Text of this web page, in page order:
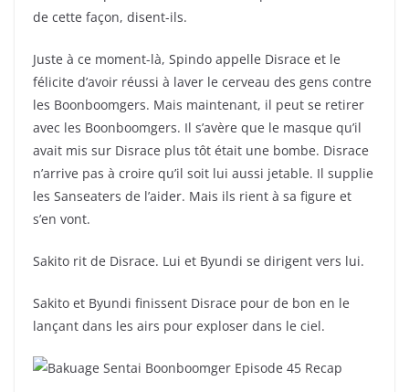
de cette façon, disent-ils.
Juste à ce moment-là, Spindo appelle Disrace et le
félicite d’avoir réussi à laver le cerveau des gens contre
les Boonboomgers. Mais maintenant, il peut se retirer
avec les Boonboomgers. Il s’avère que le masque qu’il
avait mis sur Disrace plus tôt était une bombe. Disrace
n’arrive pas à croire qu’il soit lui aussi jetable. Il supplie
les Sanseaters de l’aider. Mais ils rient à sa figure et
s’en vont.
Sakito rit de Disrace. Lui et Byundi se dirigent vers lui.
Sakito et Byundi finissent Disrace pour de bon en le
lançant dans les airs pour exploser dans le ciel.